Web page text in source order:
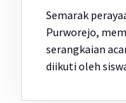
Semarak
Purworejo,
serangkaian
diikuti oleh